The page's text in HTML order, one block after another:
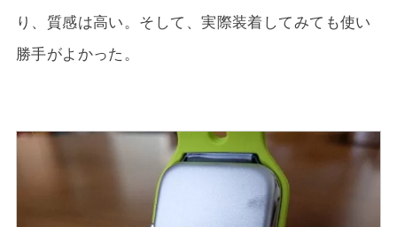
り、質感は高い。そして、実際装着してみても使い
勝手がよかった。